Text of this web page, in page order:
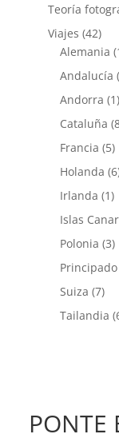
Teoría
Viajes (42)
Alemania
Andalucía
Andorra (1)
Cataluña
Francia (5)
Holanda
Irlanda (1)
Islas
Polonia (3)
Suiza (7)
Tailandia
PONTE